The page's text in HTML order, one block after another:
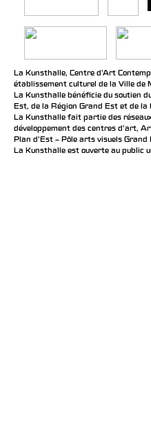
La Kunsthalle, Centre d’Art
établissement culturel de la Ville de
La Kunsthalle bénéficie du soutien
Est, de la Région Grand Est et de la
La Kunsthalle fait partie des
développement des centres d'art,
Plan d’Est – Pôle arts visuels Grand
La Kunsthalle est ouverte au public